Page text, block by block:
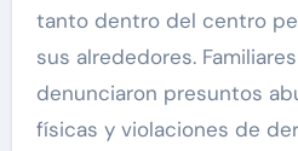
tanto dentro del centro
sus alrededores.
denunciaron presuntos
físicas y violaciones de